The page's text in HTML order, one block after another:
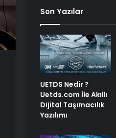
Son Yazılar
UETDS Nedir ?
Uetds.com İle Akıllı
Dijital Taşımacılık
Yazılımı